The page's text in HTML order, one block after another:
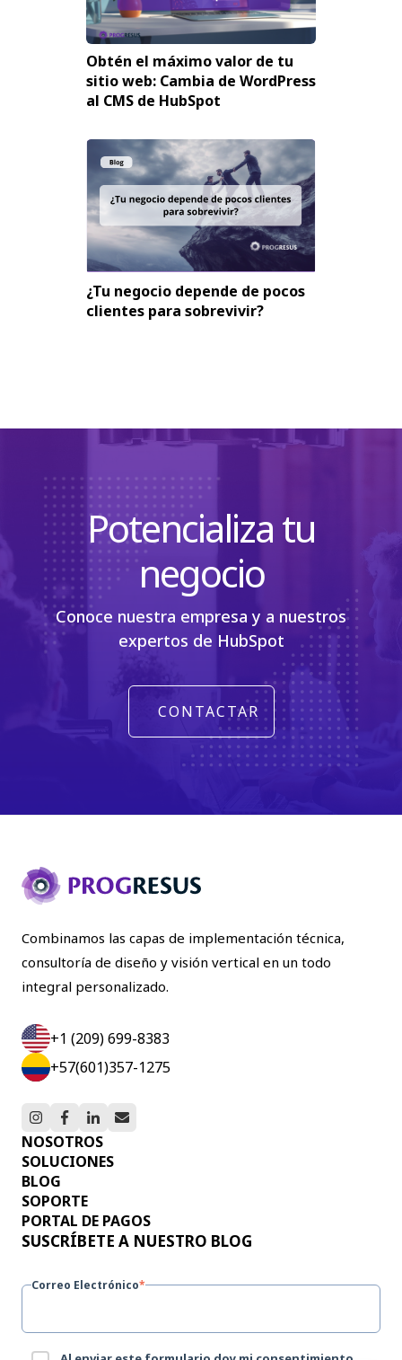
Obtén el máximo valor de tu
sitio web: Cambia de WordPress
al CMS de HubSpot
¿Tu negocio depende de pocos
clientes para sobrevivir?
Potencializa tu
negocio
Conoce nuestra empresa y a nuestros
expertos de HubSpot
CONTACTAR
Combinamos las capas de implementación técnica,
consultoría de diseño y visión vertical en un todo
integral personalizado.
+1 (209) 699-8383
+57(601)357-1275
NOSOTROS
SOLUCIONES
BLOG
SOPORTE
PORTAL DE PAGOS
SUSCRÍBETE A NUESTRO BLOG
Correo Electrónico*